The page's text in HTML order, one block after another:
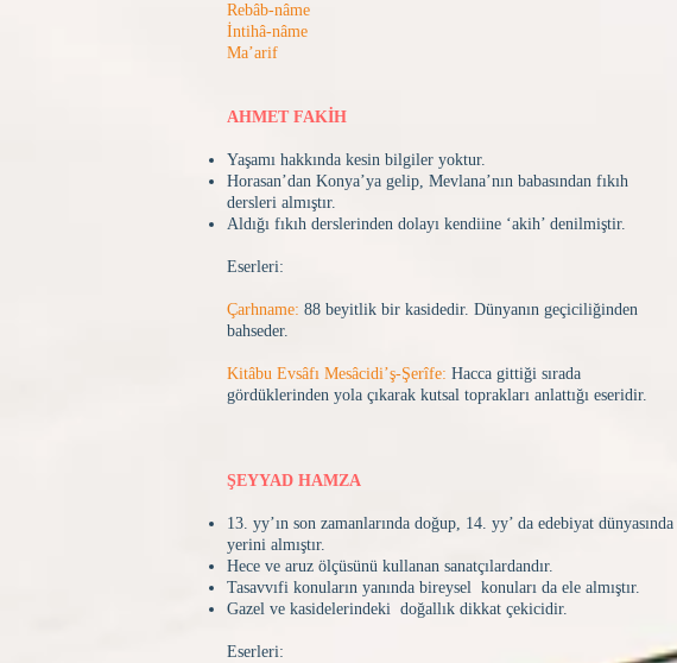
Rebâb-nâme
İntihâ-nâme
Ma’arif
AHMET FAKİH
Yaşamı hakkında kesin bilgiler yoktur.
Horasan’dan Konya’ya gelip, Mevlana’nın babasından fıkıh
dersleri almıştır.
Aldığı fıkıh derslerinden dolayı kendiine ‘akih’ denilmiştir.
Eserleri:
Çarhname: 88 beyitlik bir kasidedir. Dünyanın geçiciliğinden
bahseder.
Kitâbu Evsâfı Mesâcidi’ş-Şerîfe: Hacca gittiği sırada
gördüklerinden yola çıkarak kutsal toprakları anlattığı eseridir.
ŞEYYAD HAMZA
13. yy’ın son zamanlarında doğup, 14. yy’ da edebiyat dünyasında
yerini almıştır.
Hece ve aruz ölçüsünü kullanan sanatçılardandır.
Tasavvıfi konuların yanında bireysel konuları da ele almıştır.
Gazel ve kasidelerindeki doğallık dikkat çekicidir.
Eserleri: